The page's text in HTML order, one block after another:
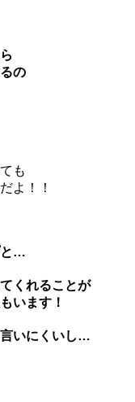
の
も
よ！！
と…
くれることが
います！
いにくいし…